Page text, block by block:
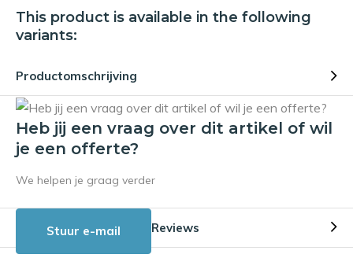
This product is available in the following
variants:
Productomschrijving
Heb jij een vraag over dit artikel of wil
je een offerte?
We helpen je graag verder
Stuur e-mail Reviews